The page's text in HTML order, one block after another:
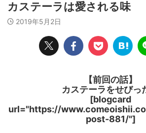
カステーラは愛される味
2019年5月2日
【前回の話】
カステーラをせびっ
[blogcard
url="https://
post-881/"]